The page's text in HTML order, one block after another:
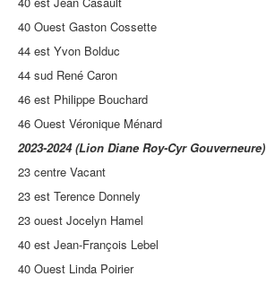
40 Ouest Gaston Cossette
44 est Yvon Bolduc
44 sud René Caron
46 est Philippe Bouchard
46 Ouest Véronique Ménard
2023-2024 (Lion Diane Roy-Cyr Gouverneure)
23 centre Vacant
23 est Terence Donnely
23 ouest Jocelyn Hamel
40 est Jean-François Lebel
40 Ouest Linda Poirier